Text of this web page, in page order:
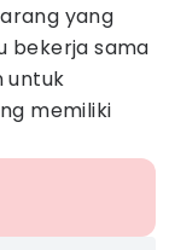
yang
bekerja sama
untuk
memiliki